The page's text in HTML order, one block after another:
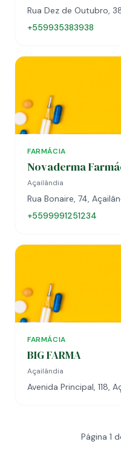
Rua Dez de Outubro,
+559935383938
FARMÁCIA
Novaderma
Açailândia
Rua Bonaire, 74,
+5599991251234
FARMÁCIA
BIG FARMA
Açailândia
Avenida Principal, 118,
Página 1